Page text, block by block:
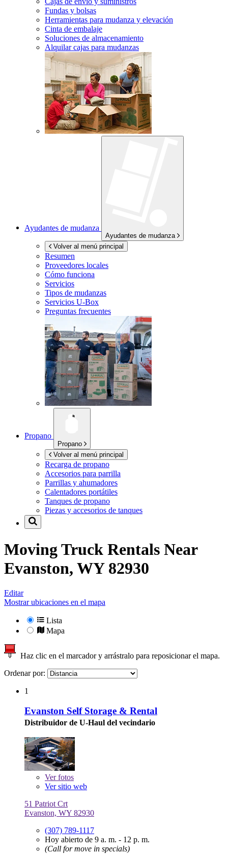
Fundas y bolsas
Herramientas para mudanza y elevación
Cinta de embalaje
Soluciones de almacenamiento
Alquilar cajas para mudanzas
Ayudantes de mudanza
Ayudantes de mudanza
Volver al menú principal
Resumen
Proveedores locales
Cómo funciona
Servicios
Tipos de mudanzas
Servicios U-Box
Preguntas frecuentes
Propano
Propano
Volver al menú principal
Recarga de propano
Accesorios para parrilla
Parrillas y ahumadores
Calentadores portátiles
Tanques de propano
Piezas y accesorios de tanques
Moving Truck Rentals Near
Evanston, WY 82930
Editar
Mostrar ubicaciones en el mapa
Lista
Mapa
Haz clic en el marcador y arrástralo para reposicionar el mapa.
Ordenar por:
1
Evanston Self Storage & Rental
Distribuidor de U-Haul del vecindario
Verfotos
Ver sitio web
51 Patriot Crt
Evanston, WY 82930
(307) 789-1117
Hoy abierto de 9 a. m. - 12 p. m.
(Call for move in specials)